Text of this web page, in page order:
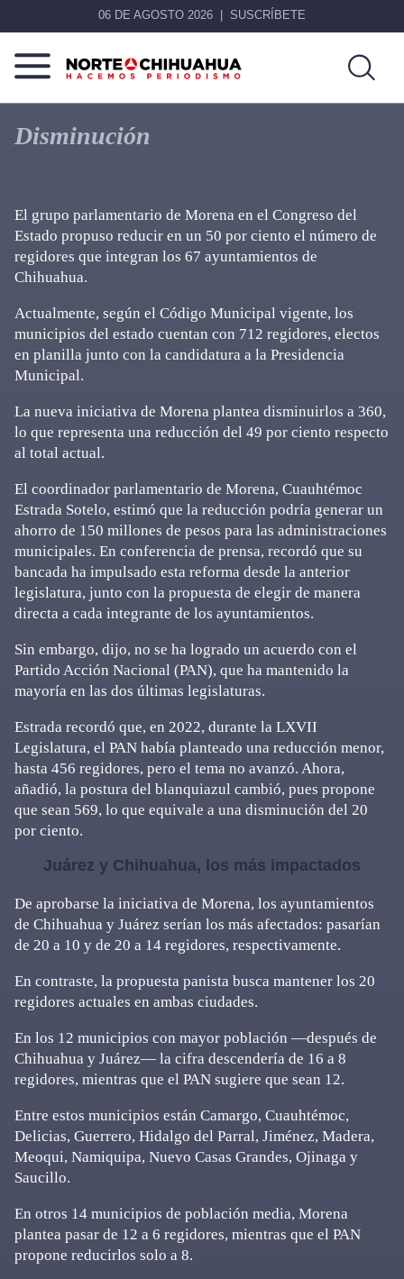
06 DE AGOSTO 2026 SUSCRÍBETE
Norte
De
Chihuahua
Más
que
noticias,
Disminución
El grupo parlamentario de Morena en el Congreso del
Estado propuso reducir en un 50 por ciento el número de
regidores que integran los 67 ayuntamientos de
Chihuahua.
Actualmente, según el Código Municipal vigente, los
municipios del estado cuentan con 712 regidores, electos
en planilla junto con la candidatura a la Presidencia
Municipal.
La nueva iniciativa de Morena plantea disminuirlos a 360,
lo que representa una reducción del 49 por ciento respecto
al total actual.
El coordinador parlamentario de Morena, Cuauhtémoc
Estrada Sotelo, estimó que la reducción podría generar un
ahorro de 150 millones de pesos para las administraciones
municipales. En conferencia de prensa, recordó que su
bancada ha impulsado esta reforma desde la anterior
legislatura, junto con la propuesta de elegir de manera
directa a cada integrante de los ayuntamientos.
Sin embargo, dijo, no se ha logrado un acuerdo con el
Partido Acción Nacional (PAN), que ha mantenido la
mayoría en las dos últimas legislaturas.
Estrada recordó que, en 2022, durante la LXVII
Legislatura, el PAN había planteado una reducción menor,
hasta 456 regidores, pero el tema no avanzó. Ahora,
añadió, la postura del blanquiazul cambió, pues propone
que sean 569, lo que equivale a una disminución del 20
por ciento.
Juárez y Chihuahua, los más impactados
De aprobarse la iniciativa de Morena, los ayuntamientos
de Chihuahua y Juárez serían los más afectados: pasarían
de 20 a 10 y de 20 a 14 regidores, respectivamente.
En contraste, la propuesta panista busca mantener los 20
regidores actuales en ambas ciudades.
En los 12 municipios con mayor población —después de
Chihuahua y Juárez— la cifra descendería de 16 a 8
regidores, mientras que el PAN sugiere que sean 12.
Entre estos municipios están Camargo, Cuauhtémoc,
Delicias, Guerrero, Hidalgo del Parral, Jiménez, Madera,
Meoqui, Namiquipa, Nuevo Casas Grandes, Ojinaga y
Saucillo.
En otros 14 municipios de población media, Morena
plantea pasar de 12 a 6 regidores, mientras que el PAN
propone reducirlos solo a 8.